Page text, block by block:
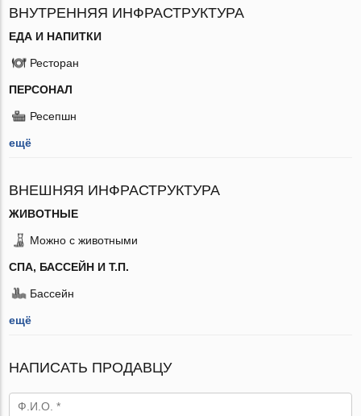
ВНУТРЕННЯЯ ИНФРАСТРУКТУРА
ЕДА И НАПИТКИ
Ресторан
ПЕРСОНАЛ
Ресепшн
ещё
ВНЕШНЯЯ ИНФРАСТРУКТУРА
ЖИВОТНЫЕ
Можно с животными
СПА, БАССЕЙН И Т.П.
Бассейн
ещё
НАПИСАТЬ ПРОДАВЦУ